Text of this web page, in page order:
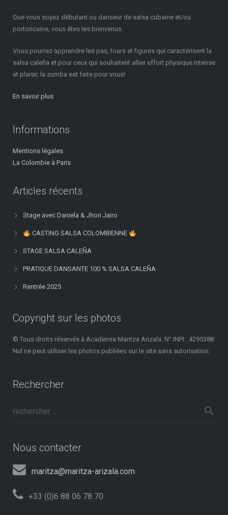
Que vous soyez débutant ou danseur de salsa cubaine et/ou
portoricaine, vous êtes les bienvenus.
Vous pourrez apprendre les pas, tours et figures qui caractérisent la
salsa caleña et pour ceux qui souhaitent allier effort physique intense
et plaisir, la zumba est faite pour vous!
En savoir plus
Informations
Mentions légales
La Colombie à Paris
Articles récents
Stage avec Daniela & Jhon Jairo
CASTING SALSA COLOMBIENNE
STAGE SALSA CALEÑA
PRATIQUE DANSANTE 100 % SALSA CALEÑA
Rentrée 2025
Copyright sur les photos
© Tous droits réservés à Academia Maritza Arizala. N° INPI : 4295388.
Nul ne peut utiliser les photos publiées sur le site sans autorisation.
Rechercher
Nous contacter
maritza@maritza-arizala.com
+33 (0)6 88 06 78 70